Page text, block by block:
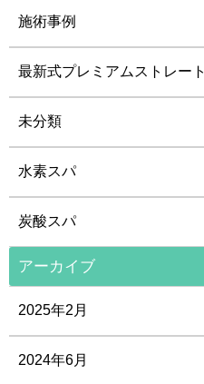
施術事例
最新式プレミアムストレート
未分類
水素スパ
炭酸スパ
アーカイブ
2025年2月
2024年6月